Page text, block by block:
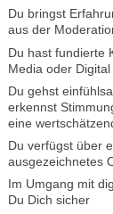
Du bringst
aus der
Du hast fundierte
Media oder
Du gehst
erkennst
eine
Du verfügst über
ausgezeichnetes
Im Umgang mit
Du Dich sicher